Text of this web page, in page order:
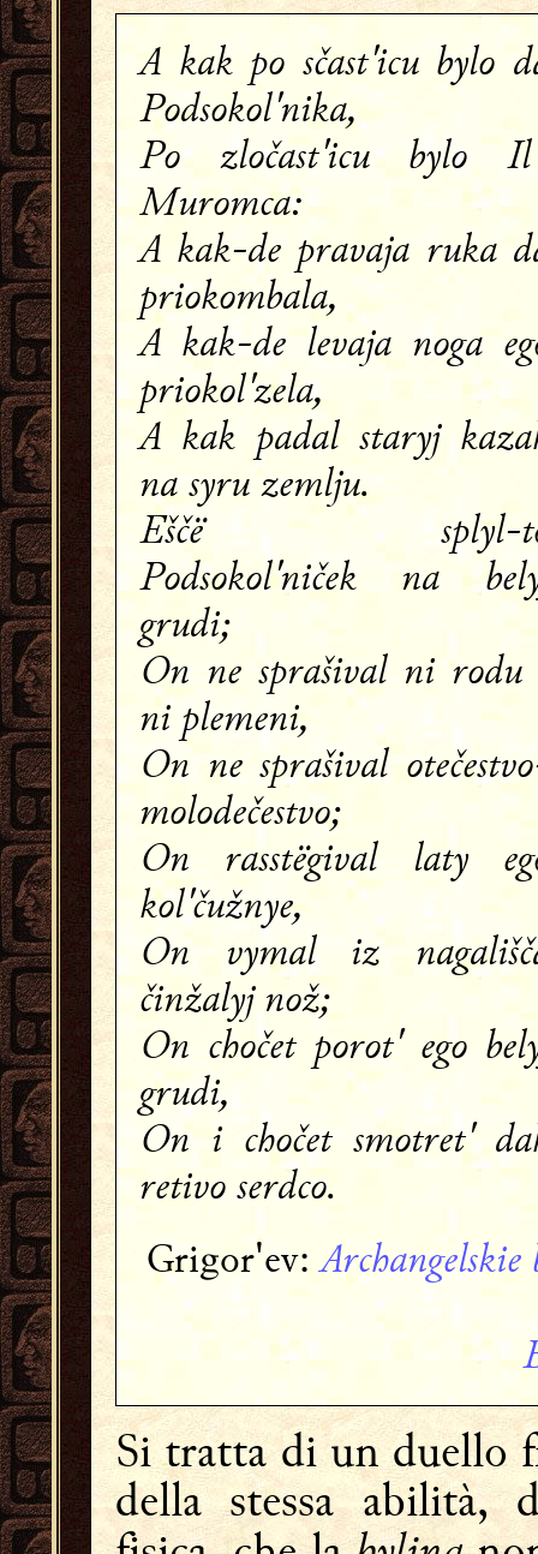
A kak po sčast'icu bylo
Podsokol'nika,
Po zločast'icu bylo
Muromca:
A kak-de pravaja ruka
priokombala,
A kak-de levaja noga
priokol'zela,
A kak padal staryj
na syru zemlju.
Eščë splyl-
Podsokol'niček na
grudi;
On ne sprašival ni
ni plemeni,
On ne sprašival
molodečestvo;
On rasstëgival laty
kol'čužnye,
On vymal iz
činžalyj nož;
On chočet porot' ego
grudi,
On i chočet smotret'
retivo serdco.
Grigor'ev:
Si tratta di un duello
della stessa abilità,